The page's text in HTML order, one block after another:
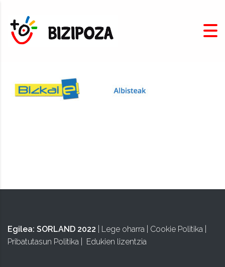
Egilea: SORLAND 2022 Lege oharra Cookie Politika
Pribatutasun Politika
Edukien lizentzia